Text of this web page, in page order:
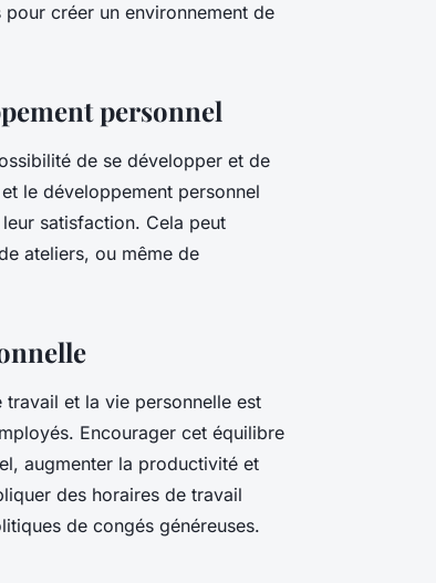
créer un environnement de
personnel
de se développer et de
et le développement personnel
satisfaction. Cela peut
ateliers, ou même de
travail et la vie personnelle est
Encourager cet équilibre
augmenter la productivité et
des horaires de travail
de congés généreuses.